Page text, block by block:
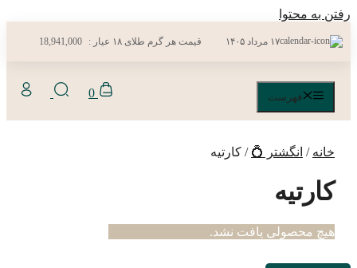
رفتن به محتوا
۱۷ مرداد ۱۴۰۵ قیمت هر گرم طلای ۱۸ عیار : 18,941,000
0 فهرست
خانه / انگشتر 💍 / کارتیه
کارتیه
هیچ محصولی یافت نشد.